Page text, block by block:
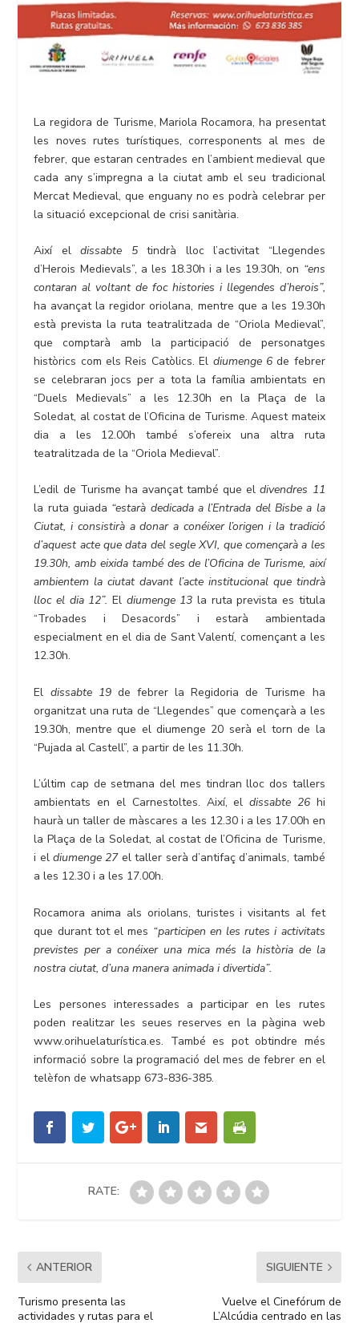
La regidora de Turisme, Mariola Rocamora, ha presentat
les noves rutes turístiques, corresponents al mes de
febrer, que estaran centrades en l’ambient medieval que
cada any s’impregna a la ciutat amb el seu tradicional
Mercat Medieval, que enguany no es podrà celebrar per
la situació excepcional de crisi sanitària.
Així eldissabte 5tindrà lloc l’activitat “Llegendes
d’Herois Medievals”, a les 18.30h i a les 19.30h, on “ens
contaran al voltant de foc histories i llegendes d’herois”,
ha avançat la regidor oriolana, mentre que a les 19.30h
està prevista la ruta teatralitzada de “Oriola Medieval”,
que comptarà amb la participació de personatges
històrics com els Reis Catòlics. El diumenge 6de febrer
se celebraran jocs per a tota la família ambientats en
“Duels Medievals” a les 12.30h en la Plaça de la
Soledat, al costat de l’Oficina de Turisme. Aquest mateix
dia a les 12.00h també s’ofereix una altra ruta
teatralitzada de la “Oriola Medieval”.
L’edil de Turisme ha avançat també que eldivendres 11
la ruta guiada “estarà dedicada a l’Entrada del Bisbe a la
Ciutat, i consistirà a donar a conéixer l’origen i la tradició
d’aquest acte que data del segle XVI, que començarà a les
19.30h, amb eixida també des de l’Oficina de Turisme, així
ambientem la ciutat davant l’acte institucional que tindrà
lloc el dia 12”. El diumenge 13 la ruta prevista es titula
“Trobades i Desacords” i estarà ambientada
especialment en el dia de Sant Valentí, començant a les
12.30h.
El dissabte 19de febrer la Regidoria de Turisme ha
organitzat una ruta de “Llegendes” que començarà a les
19.30h, mentre que el diumenge 20 serà el torn de la
“Pujada al Castell”, a partir de les 11.30h.
L’últim cap de setmana del mes tindran lloc dos tallers
ambientats en el Carnestoltes. Així, eldissabte 26hi
haurà un taller de màscares a les 12.30 i a les 17.00h en
la Plaça de la Soledat, al costat de l’Oficina de Turisme,
i eldiumenge 27el taller serà d’antifaç d’animals, també
a les 12.30 i a les 17.00h.
Rocamora anima als oriolans, turistes i visitants al fet
que durant tot el mes “participen en les rutes i activitats
previstes per a conéixer una mica més la història de la
nostra ciutat, d’una manera animada i divertida”.
Les persones interessades a participar en les rutes
poden realitzar les seues reserves en la pàgina web
www.orihuelaturística.es. També es pot obtindre més
informació sobre la programació del mes de febrer en el
telèfon de whatsapp 673-836-385.
RATE:
ANTERIOR
Turismo presenta las
actividades y rutas para el
SIGUIENTE
Vuelve el Cinefórum de
L’Alcúdia centrado en las